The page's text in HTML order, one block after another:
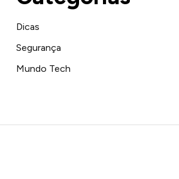
Dicas
Segurança
Mundo Tech